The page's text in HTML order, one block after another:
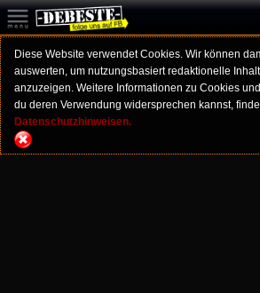
Diese Website verwendet Cookies. Wir können
auswerten, um nutzungsbasiert redaktionelle
anzuzeigen. Weitere Informationen zu Cookies
du deren Verwendung widersprechen kannst,
Datenschutzhinweisen.